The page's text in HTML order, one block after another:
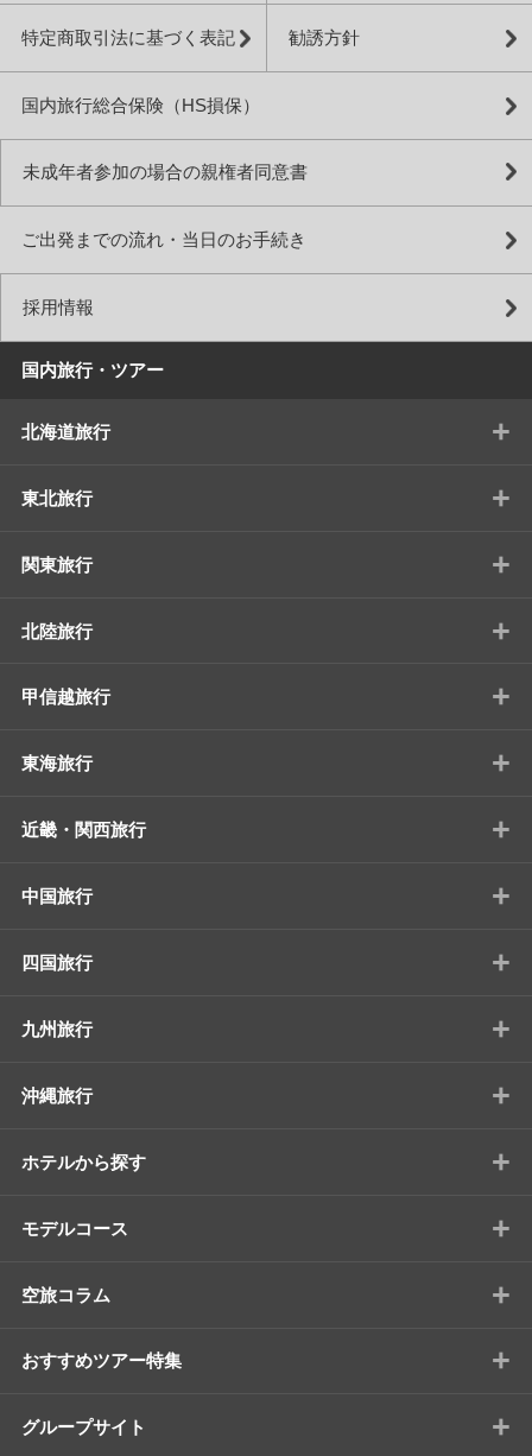
特定商取引法に基づく表記 勧誘方針
国内旅行総合保険（HS損保）
未成年者参加の場合の親権者同意書
ご出発までの流れ・当日のお手続き
採用情報
国内旅行・ツアー
北海道旅行 +
東北旅行 +
関東旅行 +
北陸旅行 +
甲信越旅行 +
東海旅行 +
近畿・関西旅行 +
中国旅行 +
四国旅行 +
九州旅行 +
沖縄旅行 +
ホテルから探す +
モデルコース +
空旅コラム +
おすすめツアー特集 +
グループサイト +